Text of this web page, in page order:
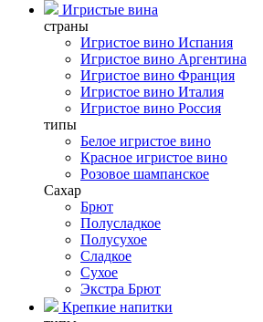
Игристые вина
страны
Игристое вино Испания
Игристое вино Аргентина
Игристое вино Франция
Игристое вино Италия
Игристое вино Россия
типы
Белое игристое вино
Красное игристое вино
Розовое шампанское
Сахар
Брют
Полусладкое
Полусухое
Сладкое
Сухое
Экстра Брют
Крепкие напитки